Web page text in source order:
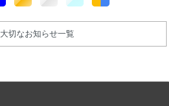
大切なお知らせ一覧